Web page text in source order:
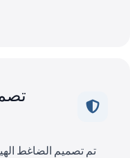
تم تصميم الضاغط